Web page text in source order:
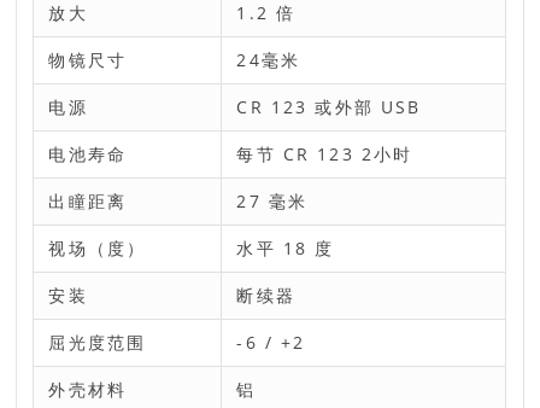
放大 1.2 倍
物镜尺寸 24毫米
电源 CR 123 或外部 USB
电池寿命 每节 CR 123 2小时
出瞳距离 27 毫米
视场（度） 水平 18 度
安装 断续器
屈光度范围 -6 / +2
外壳材料 铝